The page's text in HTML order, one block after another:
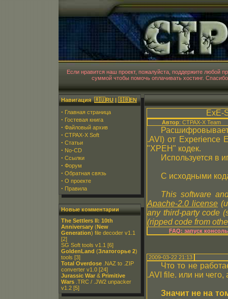
Если нравится наш проект, пожалуйста, поддержите любой
суммой чтобы помочь оплачивать хостинг.
Навигация🇷🇺RU | 🇬🇧EN
· Главная страница
· Гостевая книга
· Файловый архив
· CTPAX-X Soft
· Статьи
· No-CD
· Ссылки
· Форум
· Обратная связь
· О проекте
· Правила
Новые комментарии
The Settlers II: 10th
Anniversary (New
Generation) file decoder v1.1
[2]
SG Soft tools v1.1 [6]
GoldenLand (Златогорье 2)
tools [3]
Total Overdose .NAZ to .ZIP
converter v1.0 [24]
Jurassic War & Primitive
Wars .TRC / .JW2 unpacker
v1.2 [5]
ExE-
Автор: CTPAX-X Team
.AVI) от Experience
"XPEH" кодек.
Используется в
С исходными
This software
Apache-2.0 license
any third-party code
(ripped code from
FAQ: запуск
2009-03-22 21:13
Что то не
.AVI file. или ни чего,
Значит не на